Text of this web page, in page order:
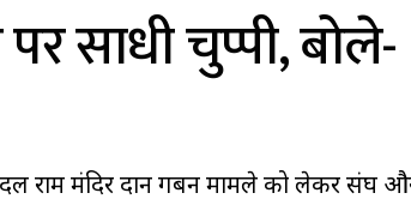
साधी चुप्पी, बोले-
राम मंदिर दान गबन मामले को लेकर संघ